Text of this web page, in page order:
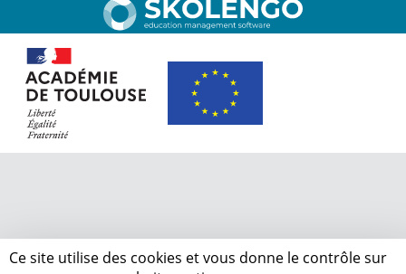
Ce site utilise des cookies et vous donne le contrôle sur